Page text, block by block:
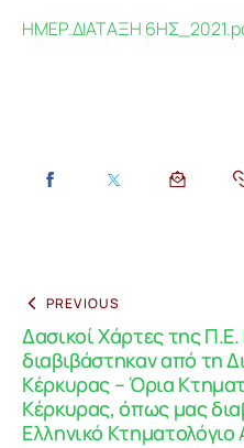
ΗΜΕΡ.ΔΙΑΤΑΞΗ
PREVIOUS
Δασικοί Χάρτες της
διαβιβάστηκαν από τη
Κέρκυρας – Όρια
Κέρκυρας, όπως μας
Ελληνικό Κτηματολόγιο